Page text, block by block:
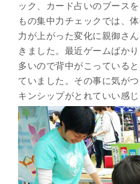
ック、カード占いのブース
もの集中力チェックでは、
力が上がった変化に親御さ
きました。最近ゲームばか
多いので背中がこっている
ていました。その事に気が
キンシップがとれていい感